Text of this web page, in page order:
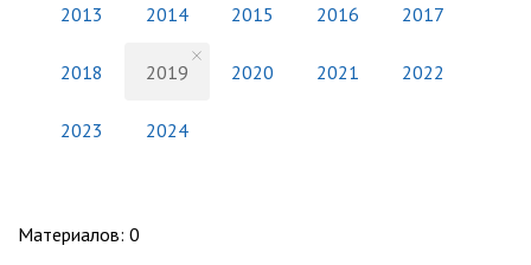
2013 2014 2015 2016 2017
2018 2019 2020 2021 2022
2023 2024
Материалов: 0